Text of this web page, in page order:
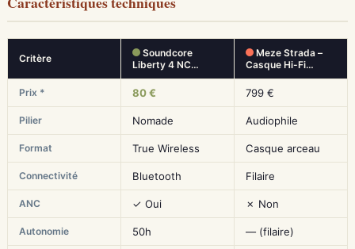
Critère
Soundcore
Liberty 4 NC…
Meze Strada –
Casque Hi-Fi…
Prix * 80 € 799 €
Pilier Nomade Audiophile
Format True Wireless Casque arceau
Connectivité Bluetooth Filaire
ANC ✓ Oui ✗ Non
Autonomie 50h — (filaire)